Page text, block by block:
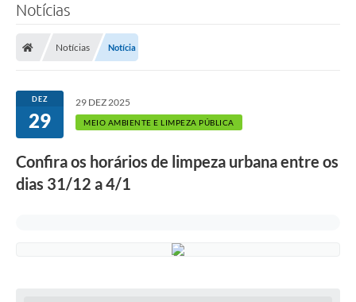
Notícias
Notícias Notícia
DEZ
29
29 DEZ 2025
MEIO AMBIENTE E LIMPEZA PÚBLICA
Confira os horários de limpeza urbana entre os
dias 31/12 a 4/1